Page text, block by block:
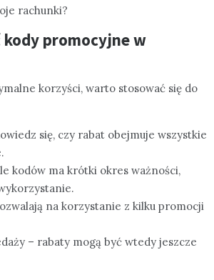
rachunki?
promocyjne w
korzyści, warto stosować się do
się, czy rabat obejmuje wszystkie
kodów ma krótki okres ważności,
na korzystanie z kilku promocji
– rabaty mogą być wtedy jeszcze